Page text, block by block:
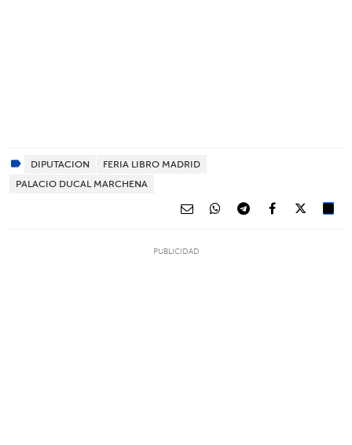
DIPUTACION
FERIA LIBRO MADRID
PALACIO DUCAL MARCHENA